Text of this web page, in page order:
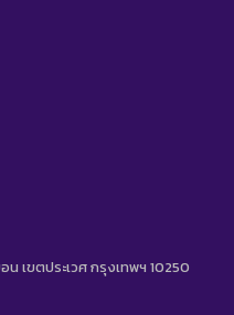
เขตประเวศ กรุงเทพฯ 10250